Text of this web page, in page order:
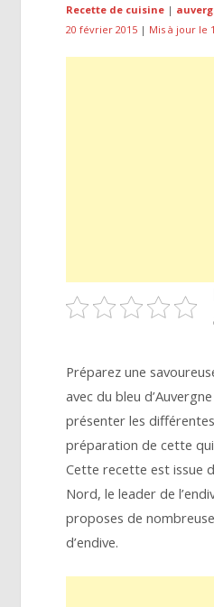
Recette de cuisine |
20 février 2015 | Mis à jour le
Préparez une
avec du bleu
présenter les
préparation de cette
Cette recette est issue
Nord, le leader de
proposes de
d’endive.